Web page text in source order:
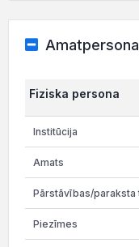
Fiziska persona